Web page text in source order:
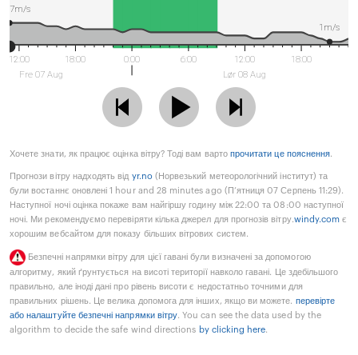
12:00
Fre 07 Aug
18:00 0:00 6:00
12:00
Lør 08 Aug
18:00
7m/s
1m/s
Хочете знати, як працює оцінка вітру? Тоді вам варто прочитати це пояснення.
Прогнози вітру надходять від yr.no (Норвезький метеорологічний інститут) та
були востаннє оновлені 1 hour and 28 minutes ago (П’ятниця 07 Серпень 11:29).
Наступної ночі оцінка покаже вам найгіршу годину між 22:00 та 08:00 наступної
ночі. Ми рекомендуємо перевіряти кілька джерел для прогнозів вітру.windy.com є
хорошим вебсайтом для показу більших вітрових систем.
Безпечні напрямки вітру для цієї гавані були визначені за допомогою
алгоритму, який ґрунтується на висоті території навколо гавані. Це здебільшого
правильно, але іноді дані про рівень висоти є недостатньо точними для
правильних рішень. Це велика допомога для інших, якщо ви можете. перевірте
або налаштуйте безпечні напрямки вітру. You can see the data used by the
algorithm to decide the safe wind directions by clicking here.